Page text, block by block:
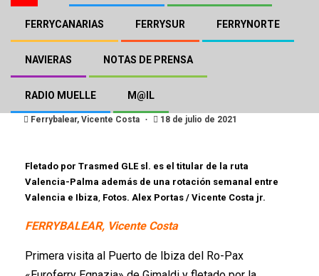
FERRYCANARIAS FERRYSUR FERRYNORTE
NAVIERAS NOTAS DE PRENSA
RADIO MUELLE M@IL
«Euroferry Egnazia» de
Grimaldi en Ibiza
Ferrybalear, Vicente Costa 18 de julio de 2021
Fletado por Trasmed GLE sl. es el titular de la ruta
Valencia-Palma además de una rotación semanal entre
Valencia e Ibiza Fotos. Alex Portas / Vicente Costa jr.
FERRYBALEAR, Vicente Costa
Primera visita al Puerto de Ibiza del Ro-Pax